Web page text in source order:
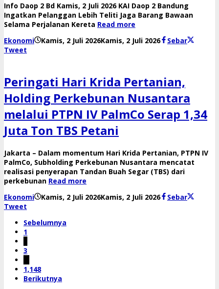
Info Daop 2 Bd Kamis, 2 Juli 2026 KAI Daop 2 Bandung
Ingatkan Pelanggan Lebih Teliti Jaga Barang Bawaan
Selama Perjalanan Kereta Read more
Ekonomi
Kamis, 2 Juli 2026Kamis, 2 Juli 2026olehSebar
Tweet
Peringati Hari Krida Pertanian,
Holding Perkebunan Nusantara
melalui PTPN IV PalmCo Serap 1,34
Juta Ton TBS Petani
Jakarta – Dalam momentum Hari Krida Pertanian, PTPN IV
PalmCo, Subholding Perkebunan Nusantara mencatat
realisasi penyerapan Tandan Buah Segar (TBS) dari
perkebunan Read more
Ekonomi
Kamis, 2 Juli 2026Kamis, 2 Juli 2026olehSebar
Tweet
Sebelumnya
1
3
1,148
Berikutnya